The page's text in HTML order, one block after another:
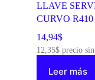
LLAVE
CURVO R410
14,94$
12,35$precio sin
Leer más